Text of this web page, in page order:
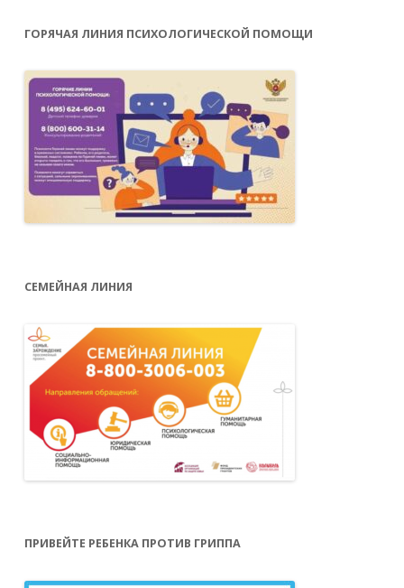
ГОРЯЧАЯ ЛИНИЯ ПСИХОЛОГИЧЕСКОЙ ПОМОЩИ
СЕМЕЙНАЯ ЛИНИЯ
ПРИВЕЙТЕ РЕБЕНКА ПРОТИВ ГРИППА